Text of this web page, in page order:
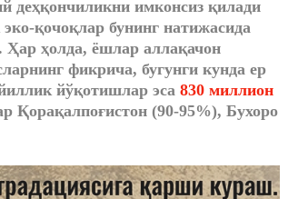
деҳқончиликни имконсиз қилади
қочоқлар бунинг натижасида
Ҳар ҳолда, ёшлар аллақачон
фикрича, бугунги кунда ер
йўқотишлар эса 830 миллион
Қорақалпоғистон (90-95%), Бухоро